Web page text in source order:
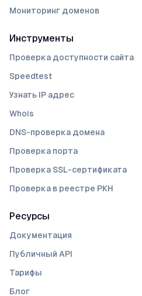
Мониторинг доменов
Инструменты
Проверка доступности сайта
Speedtest
Узнать IP адрес
Whois
DNS-проверка домена
Проверка порта
Проверка SSL-сертификата
Проверка в реестре РКН
Ресурсы
Документация
Публичный API
Тарифы
Блог